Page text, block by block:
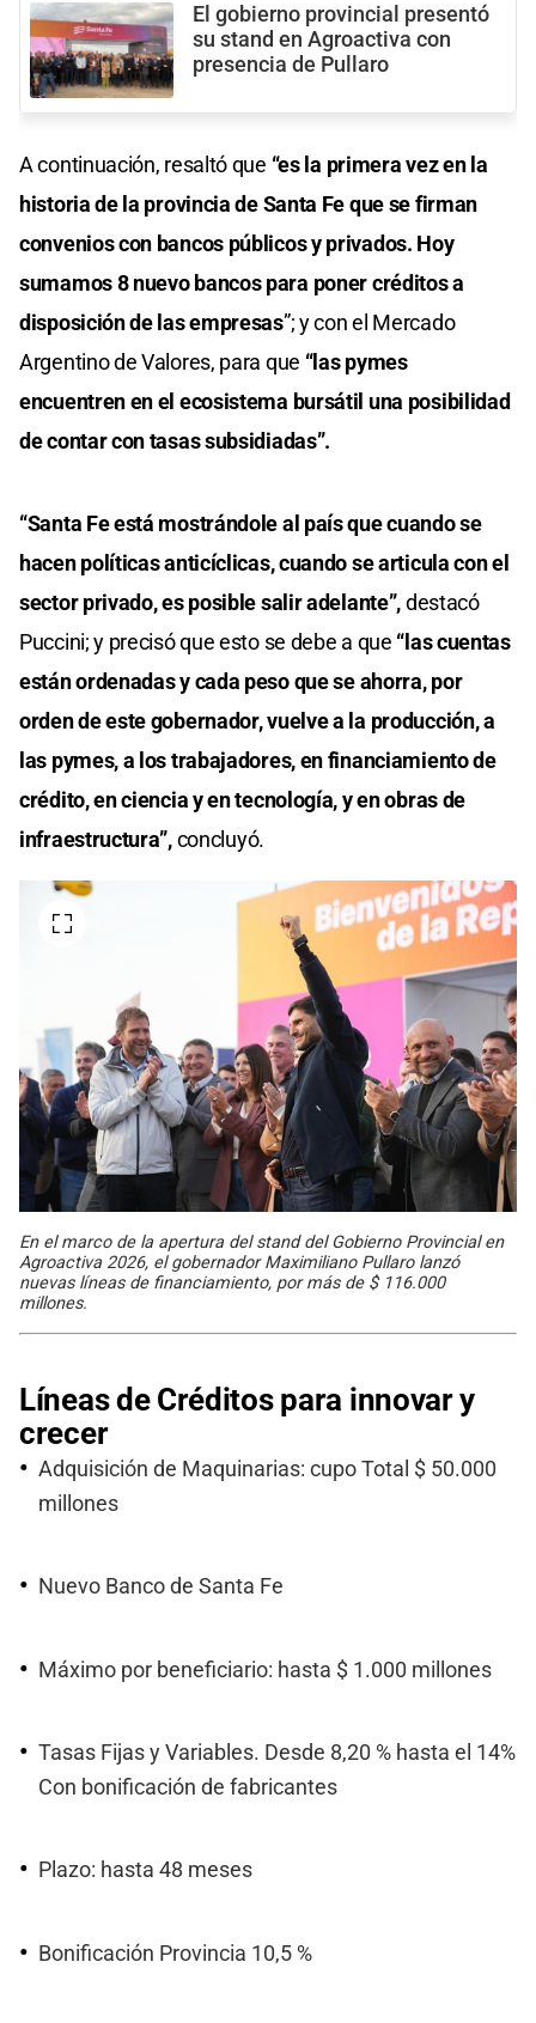
El gobierno provincial presentó
su stand en Agroactiva con
presencia de Pullaro
A continuación, resaltó que “es la primera vez en la
historia de la provincia de Santa Fe que se firman
convenios con bancos públicos y privados. Hoy
sumamos 8 nuevo bancos para poner créditos a
disposición de las empresas”; y con el Mercado
Argentino de Valores, para que “las pymes
encuentren en el ecosistema bursátil una posibilidad
de contar con tasas subsidiadas”.
“Santa Fe está mostrándole al país que cuando se
hacen políticas anticíclicas, cuando se articula con el
sector privado, es posible salir adelante”,destacó
Puccini; y precisó que esto se debe a que “las cuentas
están ordenadas y cada peso que se ahorra, por
orden de este gobernador, vuelve a la producción, a
las pymes, a los trabajadores, en financiamiento de
crédito, en ciencia y en tecnología, y en obras de
infraestructura”,concluyó.
En el marco de la apertura del stand del Gobierno Provincial en
Agroactiva 2026, el gobernador Maximiliano Pullaro lanzó
nuevas líneas de financiamiento, por más de $ 116.000
millones.
Líneas de Créditos para innovar y
crecer
Adquisición de Maquinarias: cupo Total $ 50.000
millones
Nuevo Banco de Santa Fe
Máximo por beneficiario: hasta $ 1.000 millones
Tasas Fijas y Variables. Desde 8,20 % hasta el 14%
Con bonificación de fabricantes
Plazo: hasta 48 meses
Bonificación Provincia 10,5 %